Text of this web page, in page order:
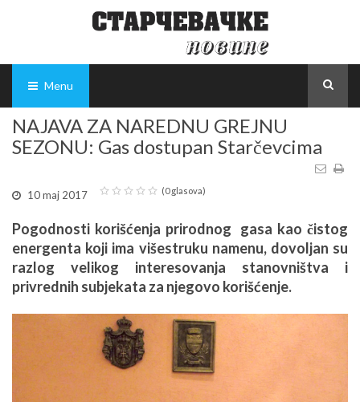
Menu
NAJAVA ZA NAREDNU GREJNU
SEZONU: Gas dostupan Starčevcima
10 maj 2017 (0 glasova)
Pogodnosti korišćenja prirodnog gasa kao čistog
energenta koji ima višestruku namenu, dovoljan su
razlog velikog interesovanja stanovništva i
privrednih subjekata za njegovo korišćenje.